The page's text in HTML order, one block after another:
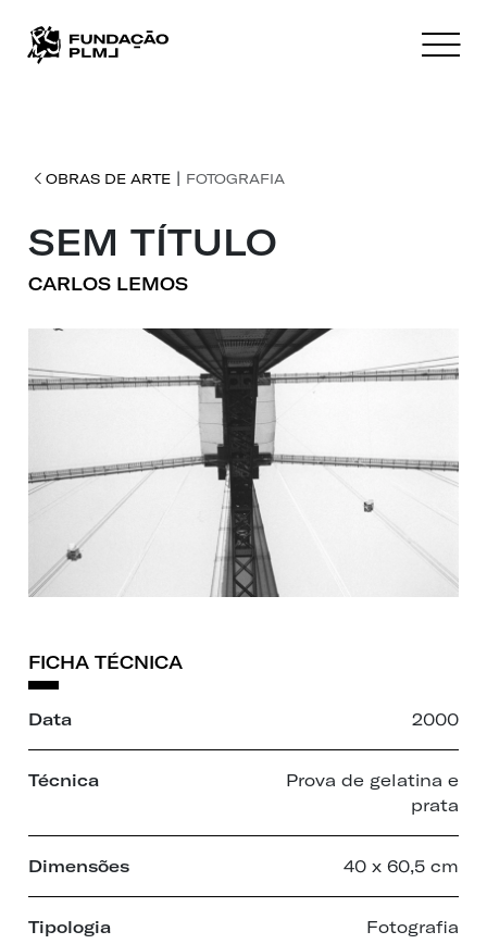
OBRAS DE ARTE| FOTOGRAFIA
SEM TÍTULO
CARLOS LEMOS
FICHA TÉCNICA
Data 2000
Técnica
Prova de gelatina e
prata
Dimensões 40 x 60,5 cm
Tipologia Fotografia